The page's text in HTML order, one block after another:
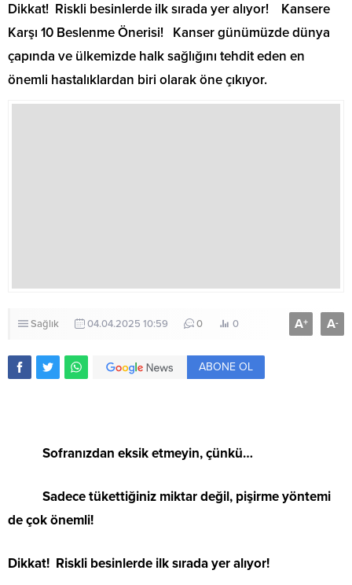
Dikkat! Riskli besinlerde ilk sırada yer alıyor! Kansere
Karşı 10 Beslenme Önerisi! Kanser günümüzde dünya
çapında ve ülkemizde halk sağlığını tehdit eden en
önemli hastalıklardan biri olarak öne çıkıyor.
Sağlık 04.04.2025 10:59 0 0 A+ A-
ABONE OL
Sofranızdan eksik etmeyin, çünkü…
Sadece tükettiğiniz miktar değil, pişirme yöntemi
de çok önemli!
Dikkat! Riskli besinlerde ilk sırada yer alıyor!